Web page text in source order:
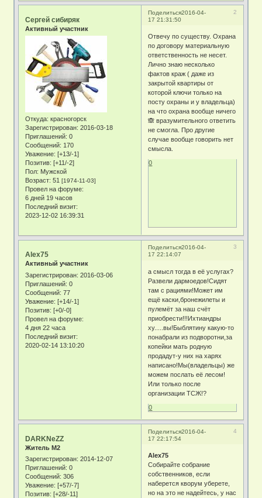
Поделиться 2
2016-04-
17 21:31:50
Сергей сибиряк
Активный участник
Откуда: красногорск
Зарегистрирован: 2016-03-18
Приглашений: 0
Сообщений: 170
Уважение: [+13/-1]
Позитив: [+11/-2]
Пол: Мужской
Возраст: 51[1974-11-03]
Провел на форуме:
6 дней 19 часов
Последний визит:
2023-12-02 16:39:31
Отвечу по существу. Охрана
по договору материальную
ответственность не несет.
Лично знаю несколько
фактов краж ( даже из
закрытой квартиры от
которой ключи только на
посту охраны и у владельца)
на что охрана вообще ничего
🙈 вразумительного ответить
не смогла. Про другие
случае вообще говорить нет
смысла.
0
Поделиться 3
2016-04-
17 22:14:07
Alex75
Активный участник
Зарегистрирован: 2016-03-06
Приглашений: 0
Сообщений: 77
Уважение: [+14/-1]
Позитив: [+0/-0]
Провел на форуме:
4 дня 22 часа
Последний визит:
2020-02-14 13:10:20
а смысл тогда в её услугах?
Развели дармоедов!Сидят
там с рациями!Может им
ещё каски,бронежилеты и
пулемёт за наш счёт
приобрести!!!Ихтиандры
ху.....вы!Быблятину какую-то
понабрали из подворотни,за
копейки мать родную
продадут-у них на харях
написано!Мы(владельцы) же
можем послать её лесом!
Или только после
организации ТСЖ!?
0
Поделиться 4
2016-04-
17 22:17:54
DARKNeZZ
Житель М2
Зарегистрирован: 2014-12-07
Приглашений: 0
Сообщений: 306
Уважение: [+57/-7]
Позитив: [+28/-11]
Alex75
Собирайте собрание
собственников, если
наберется кворум уберете,
но на это не надейтесь, у нас